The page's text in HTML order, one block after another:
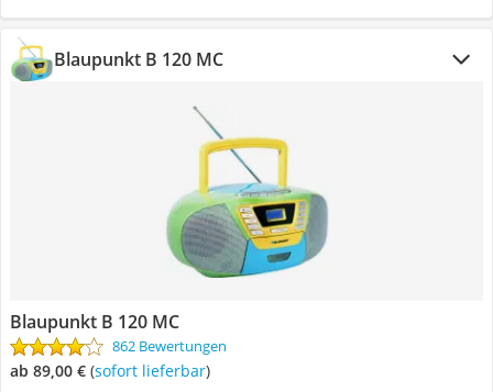
Blaupunkt B 120 MC
Blaupunkt B 120 MC
862 Bewertungen
ab 89,00 € ( Sofort lieferbar)